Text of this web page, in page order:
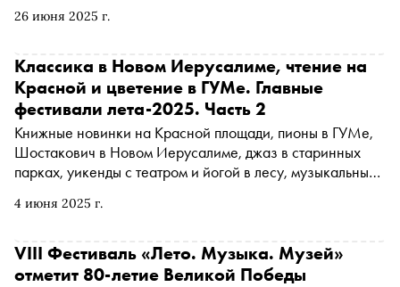
26 июня 2025 г.
солисты, пройдут в формате опен-эйр. Уникальность
«Новый Иерусалим» совместно с Московской
областной филармонией при поддержке Министерства
культуры Российской Федерации и Министерства
культуры и туризма Московской области, — в
объединении музыки, ландшафта и исторического
места. «Сноб» рассказывает, что ждет слушателей на
каждом из пяти летних вечеров
4 июня 2025 г.
Классика в Новом Иерусалиме, чтение на
Красной и цветение в ГУМе. Главные
фестивали лета-2025. Часть 2
Книжные новинки на Красной площади, пионы в ГУМе,
Шостакович в Новом Иерусалиме, джаз в старинных
парках, уикенды с театром и йогой в лесу, музыкальный
лета, гид по которым продолжает «Сноб»
VIII Фестиваль «Лето. Музыка. Музей»
отметит 80-летие Великой Победы